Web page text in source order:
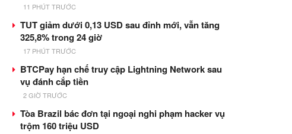
11 PHÚT TRƯỚC
TUT giảm dưới 0,13 USD sau đỉnh mới, vẫn tăng
325,8% trong 24 giờ
17 PHÚT TRƯỚC
BTCPay hạn chế truy cập Lightning Network sau
vụ đánh cắp tiền
2 GIỜ TRƯỚC
Tòa Brazil bác đơn tại ngoại nghi phạm hacker vụ
trộm 160 triệu USD